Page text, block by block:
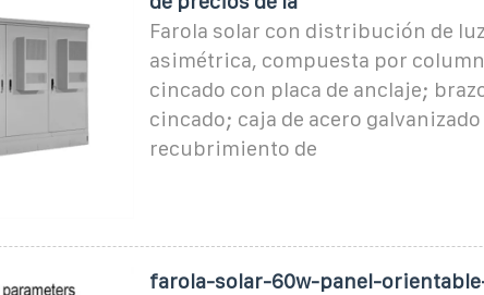
Farola solar con distribución de
asimétrica, compuesta por
cincado con placa de anclaje;
cincado; caja de acero galvanizado
recubrimiento de
farola-solar-60w-panel-